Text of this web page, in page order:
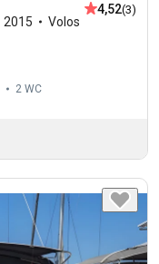
2015 Volos
4,52(3)
2 WC